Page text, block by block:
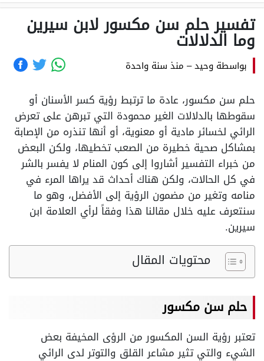
تفسير حلم سن مكسور لابن سيرين
وما الدلالات
بواسطة وحيد– منذ سنة واحدة
حلم سن مكسور، عادة ما ترتبط رؤية كسر الأسنان أو
سقوطها بالدلالات الغير محمودة التي تبرهن على تعرض
الرائي لخسائر مادية أو معنوية، أو أنها تنذره من الإصابة
بمشاكل صحية خطيرة من الصعب تخطيها، ولكن البعض
من خبراء التفسير أشاروا إلى كون المنام لا يفسر بالشر
في كل الحالات، ولكن هناك أحداث قد يراها المرء في
منامه وتغير من مضمون الرؤية إلى الأفضل، وهو ما
سنتعرف عليه خلال مقالنا هذا وفقاً لرأي العلامة ابن
سيرين.
محتويات المقال
حلم سن مكسور
تعتبر رؤية السن المكسور من الرؤى المخيفة بعض
الشيء والتي تثير مشاعر القلق والتوتر لدى الرائي